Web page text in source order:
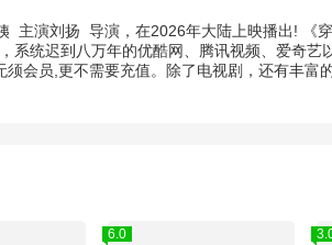
主演刘扬 导演，在2026年大陆上映播出! 《
统迟到八万年的优酷网、腾讯视频、爱奇
会员,更不需要充值。除了电视剧，还有丰富
6.0